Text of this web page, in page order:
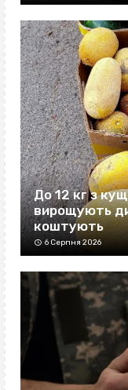
До 12 кг з
вирощують
коштують
6 Серпня 2026